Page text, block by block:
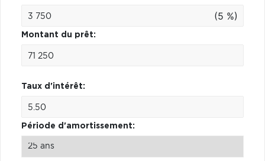
(5 %)
Montant du prêt:
Taux d'intérêt:
Période d'amortissement: